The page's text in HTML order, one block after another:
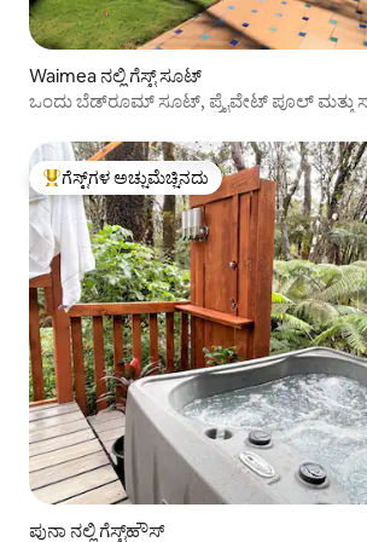
Waimea ನಲ್ಲಿ ಗೆಸ್ಟ್ ಸೂಟ್
ಒಂದು ಬೆಡ್‌ರೂಮ್ ಸೂಟ್, ಪ್ರೈವೇಟ್ ಪೂಲ್ ಮತ್ತು
ಗೆಸ್ಟ್‌ಗಳಿಗೆ ಅತಿ ಹೆಚ್ಚು ಅಚ್ಚುಮೆಚ್ಚಿನದು
ಗೆಸ್ಟ್‌ಗಳ ಅಚ್ಚುಮೆಚ್ಚಿನದು
ಪುನಾ ನಲ್ಲಿ ಗೆಸ್ಟ್‌ಹೌಸ್